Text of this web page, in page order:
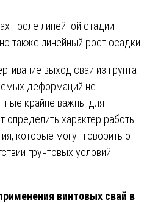
после линейной стадии
также линейный рост осадки.
выход сваи из грунта
деформаций не
крайне важны для
определить характер работы
которые могут говорить о
грунтовых условий
винтовых свай в